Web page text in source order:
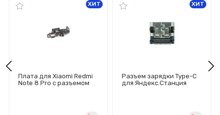
Плата для Xiaomi Redmi
Note 8 Pro с разъемом
ХИТ
Разъем зарядки Type-C
для Яндекс.Станция
ХИТ